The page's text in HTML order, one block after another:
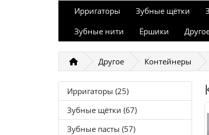
Ирригаторы Зубные щётки
Зубные нити
Ёршики
Другое Контейнеры
Ирригаторы (25)
Зубные щётки (67)
Зубные пасты (57)